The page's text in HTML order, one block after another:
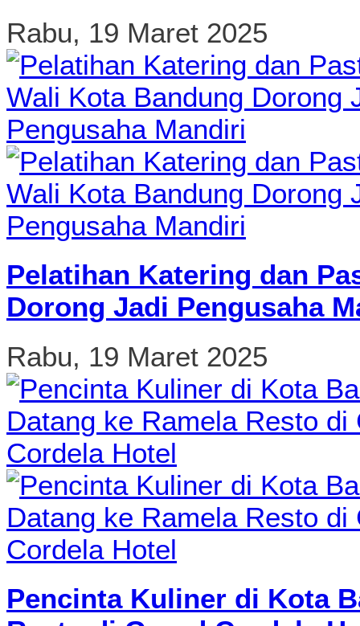
Rabu, 19 Maret 2025
Pelatihan Katering dan
Dorong Jadi Pengusaha
Rabu, 19 Maret 2025
Pencinta Kuliner di Kota